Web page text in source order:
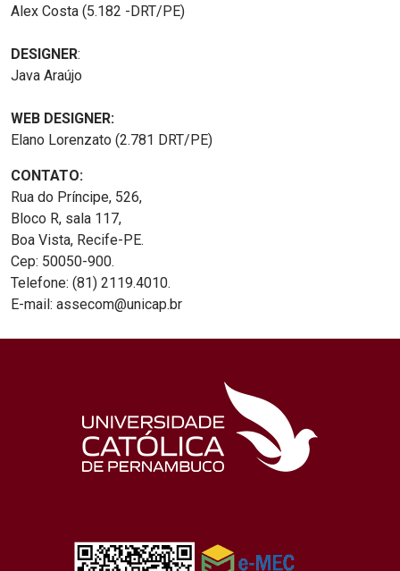
Alex Costa (5.182 -DRT/PE)
DESIGNER:
Java Araújo
WEB DESIGNER:
Elano Lorenzato (2.781 DRT/PE)
CONTATO:
Rua do Príncipe, 526,
Bloco R, sala 117,
Boa Vista, Recife-PE.
Cep: 50050-900.
Telefone: (81) 2119.4010.
E-mail: assecom@unicap.br